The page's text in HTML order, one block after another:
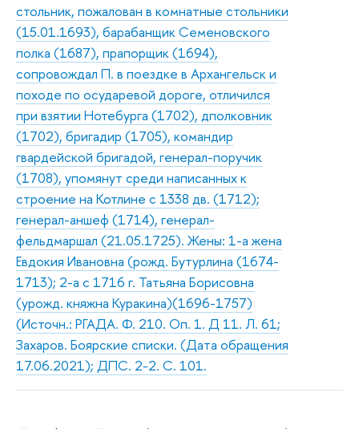
стольник, пожалован в комнатные стольники
(15.01.1693), барабанщик Семеновского
полка (1687), прапорщик (1694),
сопровождал П. в поездке в Архангельск и
походе по осударевой дороге, отличился
при взятии Нотебурга (1702), дполковник
(1702), бригадир (1705), командир
гвардейской бригадой, генерал-поручик
(1708), упомянут среди написанных к
строение на Котлине с 1338 дв. (1712);
генерал-аншеф (1714), генерал-
фельдмаршал (21.05.1725). Жены: 1-а жена
Евдокия Ивановна (рожд. Бутурлина (1674-
1713); 2-а с 1716 г. Татьяна Борисовна
(урожд. княжна Куракина)(1696-1757)
(Источн.: РГАДА. Ф. 210. Оп. 1. Д 11. Л. 61;
Захаров. Боярские списки. (Дата обращения
17.06.2021); ДПС. 2-2. С. 101.